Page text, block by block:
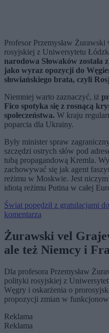
Profesor Przemysław
rosyjskiej z Uniwersytetu
narodowa Słowaków
jako wyraz opozycji do
słowiańskiego brata, czyli
Niemniej warto zaznaczyć, iż
Fico spotyka się z rosnącą
społeczeństwa. W kraju
poparcia dla Ukrainy.
Były minister spraw
szczędzi ostrych słów pod
tubą propagandową Kremla.
zachowywać się jak agent
reżimu w Moskwie. Jest
idiotą reżimu Putina w całej
Świat popędził z gratulacjami
komentarza
Żurawski vel
ale też Niemcy i
Dla profesora Przemysław
polityki rosyjskiej z
Węgry i oskarżenia o
propozycji zmian w
Reklama
Reklama